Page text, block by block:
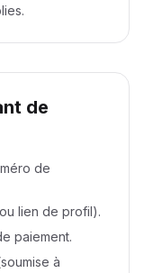
de
de
lien de profil).
paiement.
à